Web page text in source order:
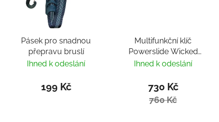
Pásek pro snadnou
přepravu bruslí
Ihned k odeslání
199 Kč
Multifunkční klíč
Powerslide Wicked
Hardcore Tool
Ihned k odeslání
730 Kč
760 Kč